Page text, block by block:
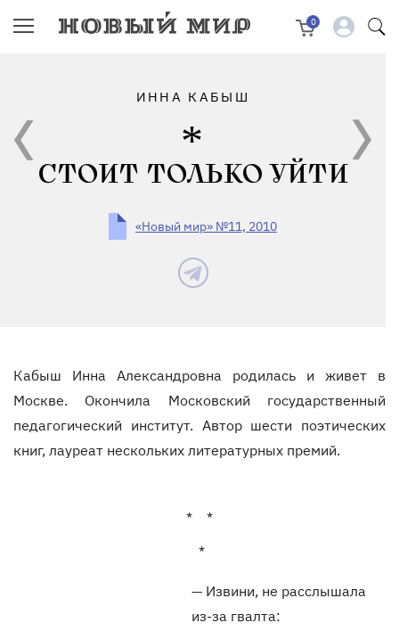
0
ИННА КАБЫШ
СТОИТ ТОЛЬКО УЙТИ
«Новый мир» №11, 2010
Кабыш Инна Александровна родилась и живет в
Москве. Окончила Московский государственный
педагогический институт. Автор шести поэтических
книг, лауреат нескольких литературных премий.
* *
*
— Извини, не расслышала
из-за гвалта: